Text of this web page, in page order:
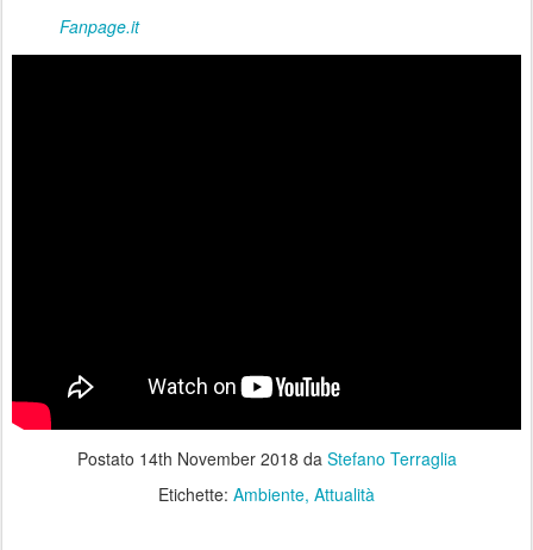
Fanpage.it
Postato 14th November 2018 da Stefano Terraglia
Etichette: Ambiente Attualità